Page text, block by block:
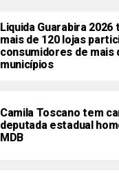
Liquida Guarabira 2026
mais de 120 lojas
consumidores de mais
municípios
Camila Toscano tem
deputada estadual
MDB